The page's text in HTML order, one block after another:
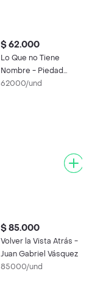
$ 62.000
Lo Que no Tiene
Nombre - Piedad
Bonnett
62000/und
$ 85.000
Volver la Vista Atrás -
Juan Gabriel Vásquez
85000/und